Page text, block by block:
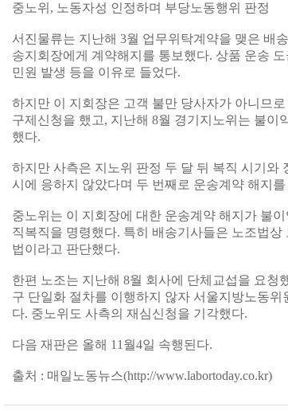
중노위, 노동자성 인정하며 부당노동행위 판정
서진물류는 지난해 3월 업무위탁계약을 맺은 배
송지회장에게 계약해지를 통보했다. 상품 운송
민원 발생 등을 이유로 들었다.
하지만 이 지회장은 고객 불만 당사자가 아니므
구제신청을 했고, 지난해 8월 경기지노위는 불
했다.
하지만 사측은 지노위 판정 두 달 뒤 복직 시기와
시에 응하지 않았다며 두 번째로 운송계약 해지
중노위는 이 지회장에 대한 운송계약 해지가 불
직복직을 명령했다. 특히 배송기사들은 노조법
법이라고 판단했다.
한편 노조는 지난해 8월 회사에 단체교섭을 요청
구 단일화 절차를 이행하지 않자 서울지방노동
다. 중노위도 사측의 재심신청을 기각했다.
다음 재판은 올해 11월4일 속행된다.
출처 : 매일노동뉴스(http://www.labortoday.co.kr)